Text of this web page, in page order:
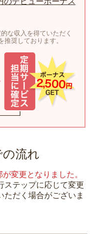
な収入を得ていただく
奨しております。
の流れ
変更となりました。
ステップに応じて変更
ただく場合がございま